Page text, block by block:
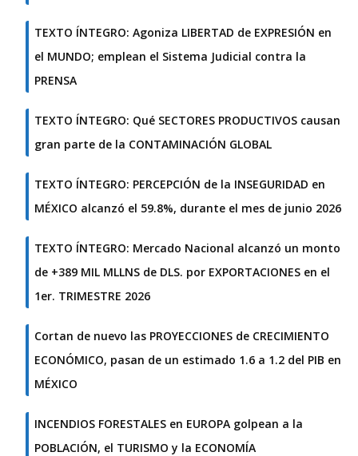
TEXTO ÍNTEGRO: Agoniza LIBERTAD de EXPRESIÓN en
el MUNDO; emplean el Sistema Judicial contra la
PRENSA
TEXTO ÍNTEGRO: Qué SECTORES PRODUCTIVOS causan
gran parte de la CONTAMINACIÓN GLOBAL
TEXTO ÍNTEGRO: PERCEPCIÓN de la INSEGURIDAD en
MÉXICO alcanzó el 59.8%, durante el mes de junio 2026
TEXTO ÍNTEGRO: Mercado Nacional alcanzó un monto
de +389 MIL MLLNS de DLS. por EXPORTACIONES en el
1er. TRIMESTRE 2026
Cortan de nuevo las PROYECCIONES de CRECIMIENTO
ECONÓMICO, pasan de un estimado 1.6 a 1.2 del PIB en
MÉXICO
INCENDIOS FORESTALES en EUROPA golpean a la
POBLACIÓN, el TURISMO y la ECONOMÍA